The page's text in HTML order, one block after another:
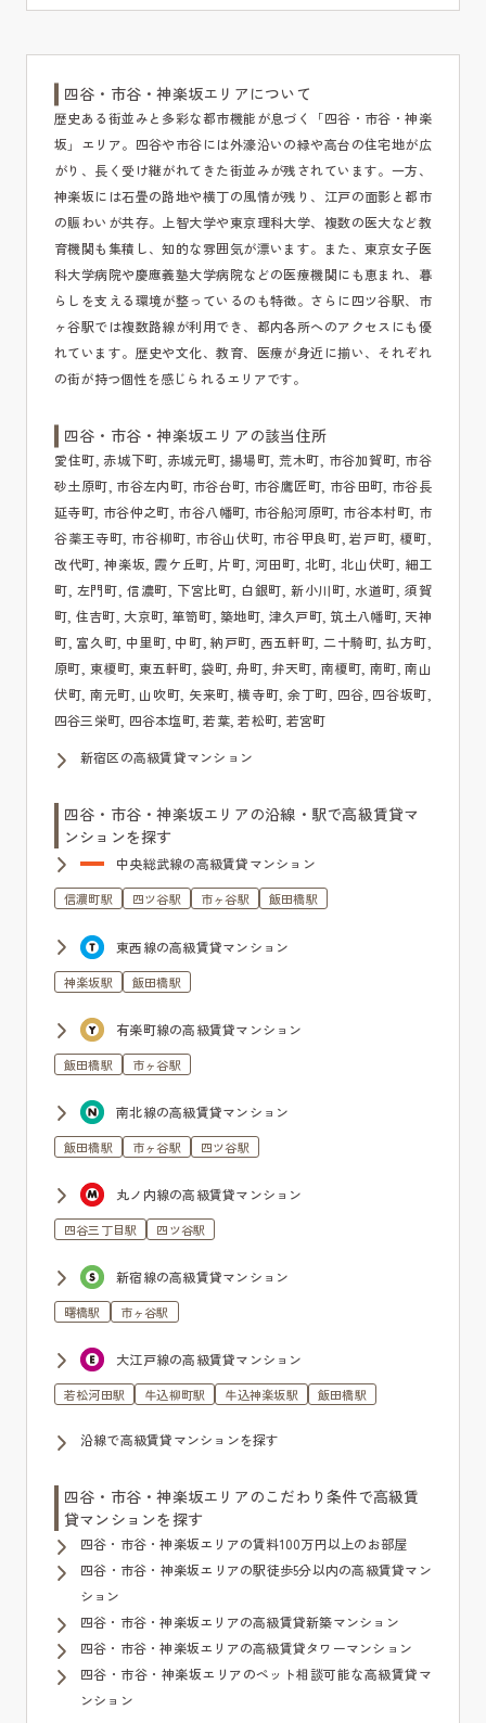
四谷・市谷・神楽坂エリアについて
歴史ある街並みと多彩な都市機能が息づく「四谷・市谷・神楽
坂」エリア。四谷や市谷には外濠沿いの緑や高台の住宅地が広
がり、長く受け継がれてきた街並みが残されています。一方、
神楽坂には石畳の路地や横丁の風情が残り、江戸の面影と都市
の賑わいが共存。上智大学や東京理科大学、複数の医大など教
育機関も集積し、知的な雰囲気が漂います。また、東京女子医
科大学病院や慶應義塾大学病院などの医療機関にも恵まれ、暮
らしを支える環境が整っているのも特徴。さらに四ツ谷駅、市
ヶ谷駅では複数路線が利用でき、都内各所へのアクセスにも優
れています。歴史や文化、教育、医療が身近に揃い、それぞれ
の街が持つ個性を感じられるエリアです。
四谷・市谷・神楽坂エリアの該当住所
愛住町, 赤城下町, 赤城元町, 揚場町, 荒木町, 市谷加賀町, 市谷
砂土原町, 市谷左内町, 市谷台町, 市谷鷹匠町, 市谷田町, 市谷長
延寺町, 市谷仲之町, 市谷八幡町, 市谷船河原町, 市谷本村町, 市
谷薬王寺町, 市谷柳町, 市谷山伏町, 市谷甲良町, 岩戸町, 榎町,
改代町, 神楽坂, 霞ケ丘町, 片町, 河田町, 北町, 北山伏町, 細工
町, 左門町, 信濃町, 下宮比町, 白銀町, 新小川町, 水道町, 須賀
町, 住吉町, 大京町, 箪笥町, 築地町, 津久戸町, 筑土八幡町, 天神
町, 富久町, 中里町, 中町, 納戸町, 西五軒町, 二十騎町, 払方町,
原町, 東榎町, 東五軒町, 袋町, 舟町, 弁天町, 南榎町, 南町, 南山
伏町, 南元町, 山吹町, 矢来町, 横寺町, 余丁町, 四谷, 四谷坂町,
四谷三栄町, 四谷本塩町, 若葉, 若松町, 若宮町
新宿区の高級賃貸マンション
四谷・市谷・神楽坂エリアの沿線・駅で高級賃貸マ
ンションを探す
中央総武線の高級賃貸マンション
信濃町駅 四ツ谷駅 市ヶ谷駅 飯田橋駅
東西線の高級賃貸マンション
神楽坂駅 飯田橋駅
有楽町線の高級賃貸マンション
飯田橋駅 市ヶ谷駅
南北線の高級賃貸マンション
飯田橋駅 市ヶ谷駅 四ツ谷駅
丸ノ内線の高級賃貸マンション
四谷三丁目駅 四ツ谷駅
新宿線の高級賃貸マンション
曙橋駅 市ヶ谷駅
大江戸線の高級賃貸マンション
若松河田駅 牛込柳町駅 牛込神楽坂駅 飯田橋駅
沿線で高級賃貸マンションを探す
四谷・市谷・神楽坂エリアのこだわり条件で高級賃
貸マンションを探す
四谷・市谷・神楽坂エリアの賃料100万円以上のお部屋
四谷・市谷・神楽坂エリアの駅徒歩5分以内の高級賃貸マン
ション
四谷・市谷・神楽坂エリアの高級賃貸新築マンション
四谷・市谷・神楽坂エリアの高級賃貸タワーマンション
四谷・市谷・神楽坂エリアのペット相談可能な高級賃貸マ
ンション